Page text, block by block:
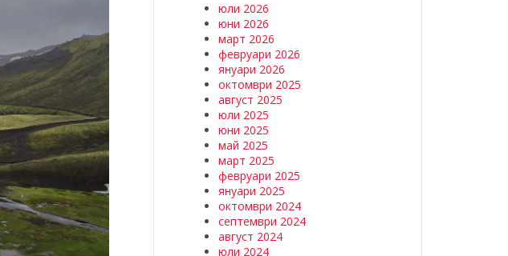
юли 2026
юни 2026
март 2026
февруари 2026
януари 2026
октомври 2025
август 2025
юли 2025
юни 2025
май 2025
март 2025
февруари 2025
януари 2025
октомври 2024
септември 2024
август 2024
юли 2024